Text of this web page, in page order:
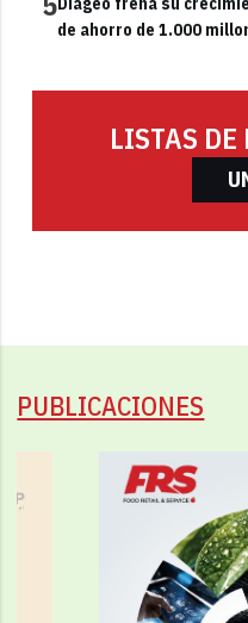
de ahorro de 1.000
LISTAS
PUBLICACIONES